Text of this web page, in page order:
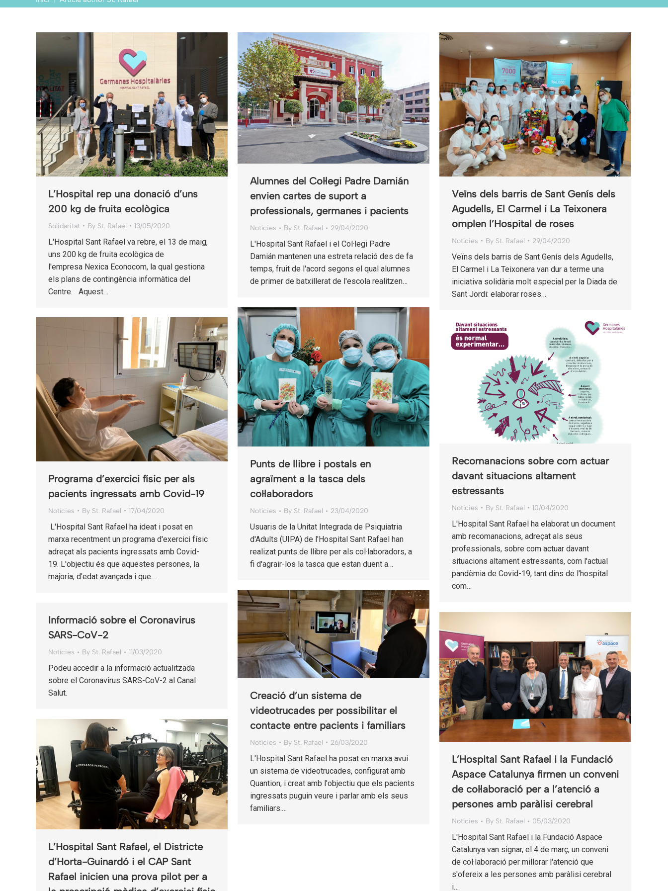
L’Hospital rep una donació d’uns
200 kg de fruita ecològica
Solidaritat By St. Rafael 13/05/2020
L'Hospital Sant Rafael va rebre, el 13 de maig,
uns 200 kg de fruita ecològica de
l'empresa Nexica Econocom, la qual gestiona
els plans de contingència informàtica del
Centre. Aquest…
Alumnes del Col·legi Padre Damián
envien cartes de suport a
professionals, germanes i pacients
Notícies By St. Rafael 29/04/2020
L'Hospital Sant Rafael i el Col·legi Padre
Damián mantenen una estreta relació des de fa
temps, fruit de l'acord segons el qual alumnes
de primer de batxillerat de l'escola realitzen…
Veïns dels barris de Sant Genís dels
Agudells, El Carmel i La Teixonera
omplen l’Hospital de roses
Notícies By St. Rafael 29/04/2020
Veïns dels barris de Sant Genís dels Agudells,
El Carmel i La Teixonera van dur a terme una
iniciativa solidària molt especial per la Diada de
Sant Jordi: elaborar roses…
Punts de llibre i postals en
agraïment a la tasca dels
col·laboradors
Notícies By St. Rafael 23/04/2020
Usuaris de la Unitat Integrada de Psiquiatria
d'Adults (UIPA) de l'Hospital Sant Rafael han
realizat punts de llibre per als col·laboradors, a
fi d'agrair-los la tasca que estan duent a…
Programa d’exercici físic per als
pacients ingressats amb Covid-19
Notícies By St. Rafael 17/04/2020
L'Hospital Sant Rafael ha ideat i posat en
marxa recentment un programa d'exercici físic
adreçat als pacients ingressats amb Covid-
19. L'objectiu és que aquestes persones, la
majoria, d'edat avançada i que…
Recomanacions sobre com actuar
davant situacions altament
estressants
Notícies By St. Rafael 10/04/2020
L'Hospital Sant Rafael ha elaborat un document
amb recomanacions, adreçat als seus
professionals, sobre com actuar davant
situacions altament estressants, com l'actual
pandèmia de Covid-19, tant dins de l'hospital
com…
Creació d’un sistema de
videotrucades per possibilitar el
contacte entre pacients i familiars
Notícies By St. Rafael 26/03/2020
L'Hospital Sant Rafael ha posat en marxa avui
un sistema de videotrucades, configurat amb
Quantion, i creat amb l'objectiu que els pacients
ingressats puguin veure i parlar amb els seus
familiars.…
Informació sobre el Coronavirus
SARS-CoV-2
Notícies By St. Rafael 11/03/2020
Podeu accedir a la informació actualitzada
sobre el Coronavirus SARS-CoV-2 al Canal
Salut.
L’Hospital Sant Rafael i la Fundació
Aspace Catalunya firmen un conveni
de col·laboració per a l’atenció a
persones amb paràlisi cerebral
Notícies By St. Rafael 05/03/2020
L'Hospital Sant Rafael i la Fundació Aspace
Catalunya van signar, el 4 de març, un conveni
de col·laboració per millorar l'atenció que
s'ofereix a les persones amb paràlisi cerebral
i…
L’Hospital Sant Rafael, el Districte
d’Horta-Guinardó i el CAP Sant
Rafael inicien una prova pilot per a